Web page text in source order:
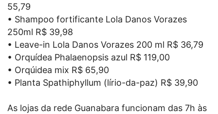
55,79
• Shampoo fortificante Lola Danos Vorazes
250ml R$ 39,98
• Leave-in Lola Danos Vorazes 200 ml R$ 36,79
• Orquídea Phalaenopsis azul R$ 119,00
• Orqúidea mix R$ 65,90
• Planta Spathiphyllum (lírio-da-paz) R$ 39,90
As lojas da rede Guanabara funcionam das 7h às